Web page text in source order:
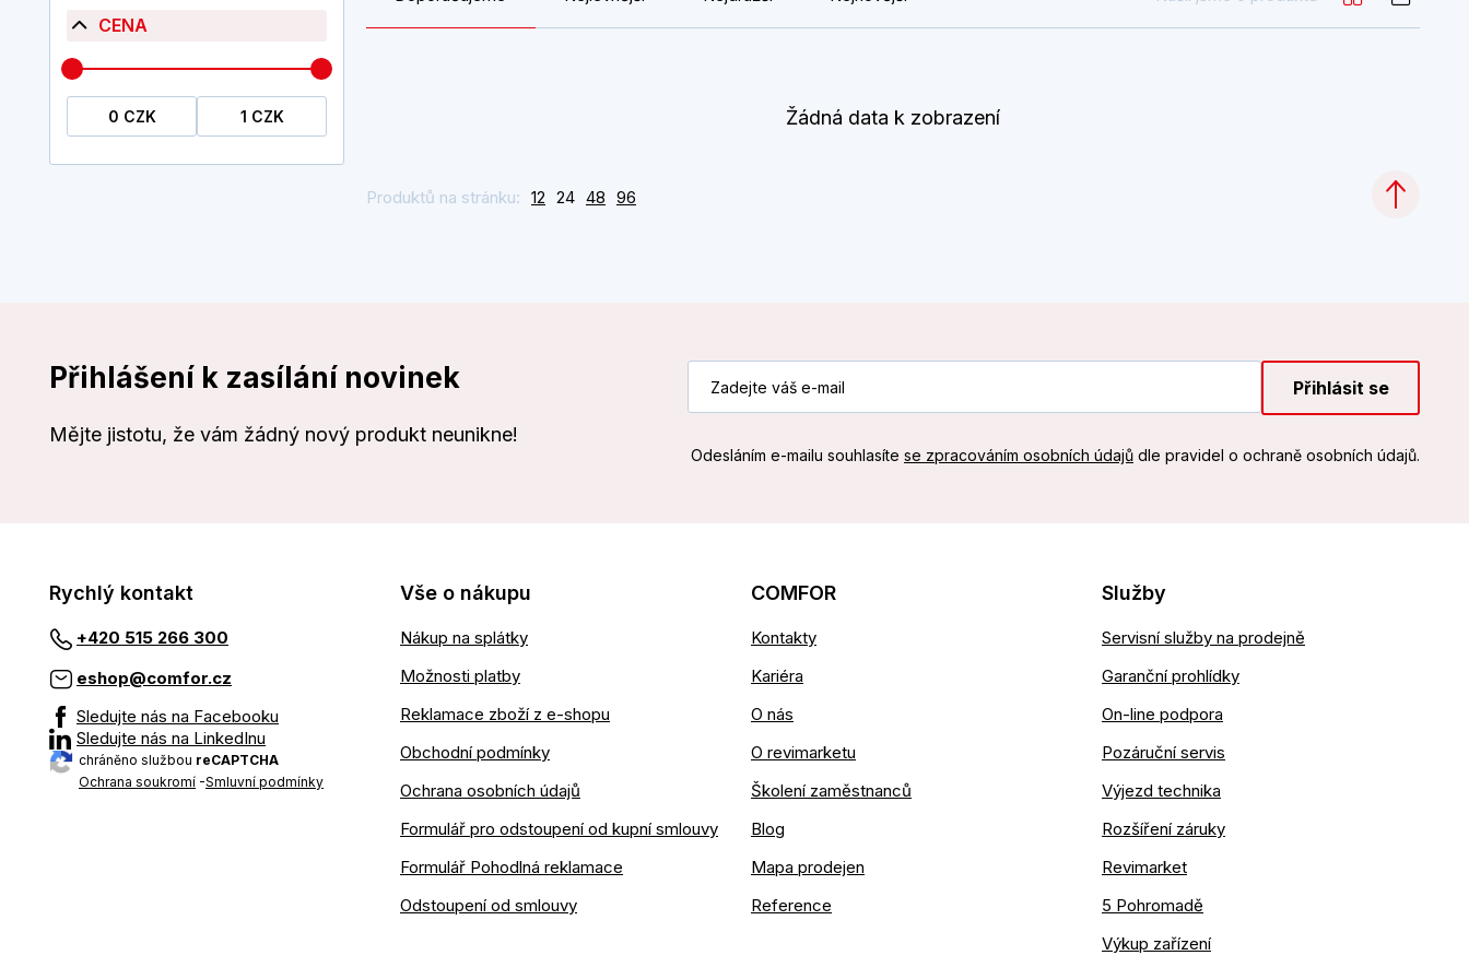
CENA
Žádná data k zobrazení
Produktů na stránku: 12 24 48 96
Přihlášení k zasílání novinek
Mějte jistotu, že vám žádný nový produkt neunikne!
Přihlásit se
Odesláním e-mailu souhlasíte se zpracováním osobních údajůdle pravidel o ochraně osobních údajů.
Rychlý kontakt
+420 515 266 300
eshop@comfor.cz
Sledujte nás na Facebooku
Sledujte nás na LinkedInu
chráněno službou reCAPTCHA
Ochrana soukromí -Smluvní podmínky
Vše o nákupu
Nákup na splátky
Možnosti platby
Reklamace zboží z e-shopu
Obchodní podmínky
Ochrana osobních údajů
Formulář pro odstoupení od kupní smlouvy
Formulář Pohodlná reklamace
Odstoupení od smlouvy
COMFOR
Kontakty
Kariéra
O nás
O revimarketu
Školení zaměstnanců
Blog
Mapa prodejen
Reference
Služby
Servisní služby na prodejně
Garanční prohlídky
On-line podpora
Pozáruční servis
Výjezd technika
Rozšíření záruky
Revimarket
5 Pohromadě
Výkup zařízení